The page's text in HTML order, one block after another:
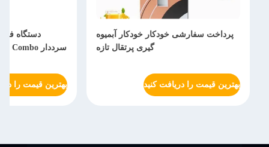
پرداخت سفارشی خودکار خودکار آبمیوه
گیری پرتقال تازه
بهترین قیمت را دریافت کنید
دستگاه
سرددار Combo برای نوشیدنی میان وعده
بهترین قیمت را